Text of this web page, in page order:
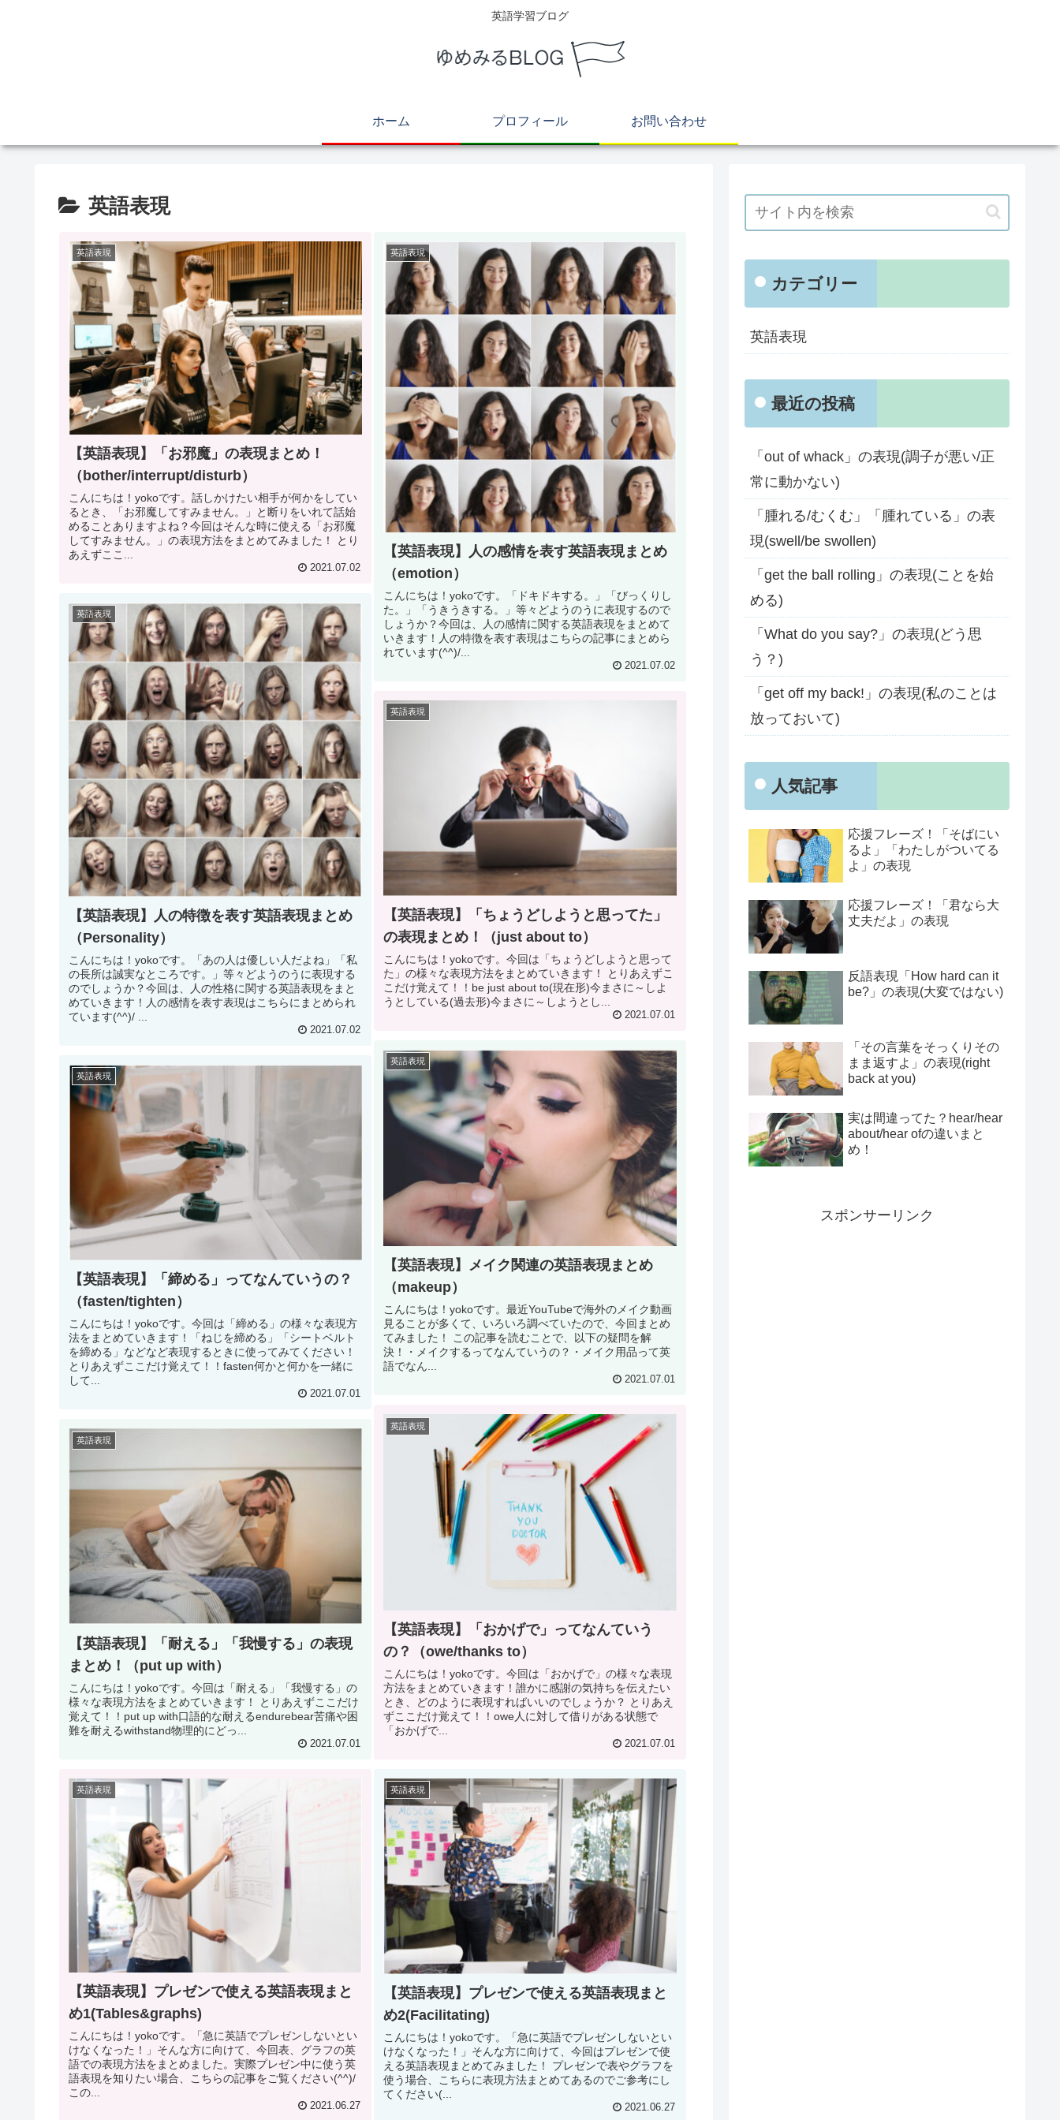
英語学習ブログ
ホーム プロフィール お問い合わせ
英語表現
英語表現
【英語表現】「お邪魔」の表現まとめ！
（bother/interrupt/disturb）
こんにちは！yokoです。話しかけたい相手が何かをしてい
るとき、「お邪魔してすみません。」と断りをいれて話始
めることありますよね？今回はそんな時に使える「お邪魔
してすみません。」の表現方法をまとめてみました！ とり
あえずここ...
2021.07.02
英語表現
【英語表現】人の感情を表す英語表現まとめ
（emotion）
こんにちは！yokoです。「ドキドキする。」「びっくりし
た。」「うきうきする。」等々どようのうに表現するので
しょうか？今回は、人の感情に関する英語表現をまとめて
いきます！人の特徴を表す表現はこちらの記事にまとめら
れています(^^)/...
2021.07.02
英語表現
【英語表現】人の特徴を表す英語表現まとめ
（Personality）
こんにちは！yokoです。「あの人は優しい人だよね」「私
の長所は誠実なところです。」等々どようのうに表現する
のでしょうか？今回は、人の性格に関する英語表現をまと
めていきます！人の感情を表す表現はこちらにまとめられ
ています(^^)/ ...
2021.07.02
英語表現
【英語表現】「ちょうどしようと思ってた」
の表現まとめ！（just about to）
こんにちは！yokoです。今回は「ちょうどしようと思って
た」の様々な表現方法をまとめていきます！ とりあえずこ
こだけ覚えて！！be just about to(現在形)今まさに～しよ
うとしている(過去形)今まさに～しようとし...
2021.07.01
英語表現
【英語表現】メイク関連の英語表現まとめ
（makeup）
こんにちは！yokoです。最近YouTubeで海外のメイク動画
見ることが多くて、いろいろ調べていたので、今回まとめ
てみました！ この記事を読むことで、以下の疑問を解
決！・メイクするってなんていうの？・メイク用品って英
語でなん...
2021.07.01
英語表現
【英語表現】「締める」ってなんていうの？
（fasten/tighten）
こんにちは！yokoです。今回は「締める」の様々な表現方
法をまとめていきます！「ねじを締める」「シートベルト
を締める」などなど表現するときに使ってみてください！
とりあえずここだけ覚えて！！fasten何かと何かを一緒に
して...
2021.07.01
英語表現
【英語表現】「おかげで」ってなんていう
の？（owe/thanks to）
こんにちは！yokoです。今回は「おかげで」の様々な表現
方法をまとめていきます！誰かに感謝の気持ちを伝えたい
とき、どのように表現すればいいのでしょうか？ とりあえ
ずここだけ覚えて！！owe人に対して借りがある状態で
「おかげで...
2021.07.01
英語表現
【英語表現】「耐える」「我慢する」の表現
まとめ！（put up with）
こんにちは！yokoです。今回は「耐える」「我慢する」の
様々な表現方法をまとめていきます！ とりあえずここだけ
覚えて！！put up with口語的な耐えるendurebear苦痛や困
難を耐えるwithstand物理的にどっ...
2021.07.01
英語表現
【英語表現】プレゼンで使える英語表現まと
め2(Facilitating)
こんにちは！yokoです。「急に英語でプレゼンしないとい
けなくなった！」そんな方に向けて、今回はプレゼンで使
える英語表現まとめてみました！ プレゼンで表やグラフを
使う場合、こちらに表現方法まとめてあるのでご参考にし
てください(...
2021.06.27
英語表現
【英語表現】プレゼンで使える英語表現まと
め1(Tables&graphs)
こんにちは！yokoです。「急に英語でプレゼンしないとい
けなくなった！」そんな方に向けて、今回表、グラフの英
語での表現方法をまとめました。実際プレゼン中に使う英
語表現を知りたい場合、こちらの記事をご覧ください(^^)/
この...
2021.06.27
カテゴリー
英語表現
最近の投稿
「out of whack」の表現(調子が悪い/正
常に動かない)
「腫れる/むくむ」「腫れている」の表
現(swell/be swollen)
「get the ball rolling」の表現(ことを始
める)
「What do you say?」の表現(どう思
う？)
「get off my back!」の表現(私のことは
放っておいて)
人気記事
応援フレーズ！「そばにい
るよ」「わたしがついてる
よ」の表現
応援フレーズ！「君なら大
丈夫だよ」の表現
反語表現「How hard can it
be?」の表現(大変ではない)
「その言葉をそっくりその
まま返すよ」の表現(right
back at you)
実は間違ってた？hear/hear
about/hear ofの違いまと
め！
スポンサーリンク